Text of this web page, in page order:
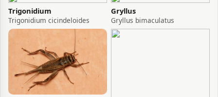
Trigonidium
Trigonidium cicindeloides
Gryllus
Gryllus bimaculatus